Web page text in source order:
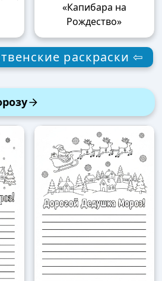
«Капибара на
Рождество»
раскраски ⇦